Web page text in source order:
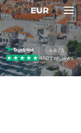
EUR
4.8 / 5
4509 reviews